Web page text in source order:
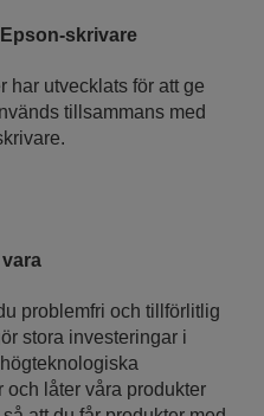
skrivare
har utvecklats för att ge
tillsammans med
problemfri och tillförlitlig
stora investeringar i
låter våra produkter